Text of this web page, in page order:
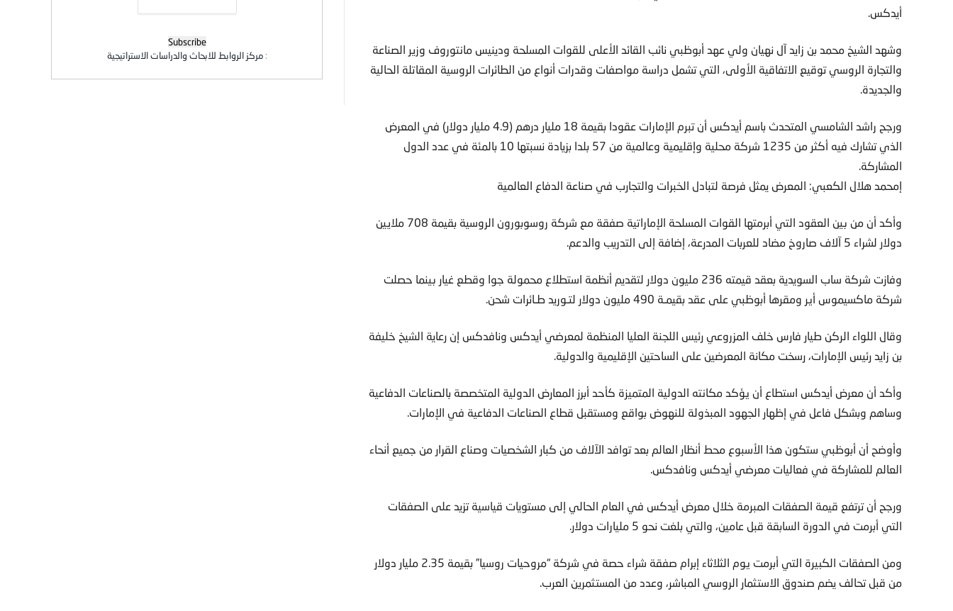
أيدكس.
وشهد الشيخ محمد بن زايد آل نهيان ولي عهد أبوظبي نائب القائد الأعلى للقوات المسلحة ودينيس مانتوروف وزير الصناعة
والتجارة الروسي توقيع الاتفاقية الأولى، التي تشمل دراسة مواصفات وقدرات أنواع من الطائرات الروسية المقاتلة الحالية
والجديدة.
ورجح راشد الشامسي المتحدث باسم أيدكس أن تبرم الإمارات عقودا بقيمة 18 مليار درهم (4.9 مليار دولار) في المعرض
الذي تشارك فيه أكثر من 1235 شركة محلية وإقليمية وعالمية من 57 بلدا بزيادة نسبتها 10 بالمئة في عدد الدول
المشاركة.
إمحمد هلال الكعبي: المعرض يمثل فرصة لتبادل الخبرات والتجارب في صناعة الدفاع العالمية
وأكد أن من بين العقود التي أبرمتها القوات المسلحة الإماراتية صفقة مع شركة روسوبورون الروسية بقيمة 708 ملايين
دولار لشراء 5 آلاف صاروخ مضاد للعربات المدرعة، إضافة إلى التدريب والدعم.
وفازت شركة ساب السويدية بعقد قيمته 236 مليون دولار لتقديم أنظمة استطلاع محمولة جوا وقطع غيار بينما حصلت
شركة ماكسيموس أير ومقرها أبوظبي على عقد بقيمـة 490 مليون دولار لتـوريد طـائرات شحن.
وقال اللواء الركن طيار فارس خلف المزروعي رئيس اللجنة العليا المنظمة لمعرضي أيدكس ونافدكس إن رعاية الشيخ خليفة
بن زايد رئيس الإمارات، رسخت مكانة المعرضين على الساحتين الإقليمية والدولية.
وأكد أن معرض أيدكس استطاع أن يؤكد مكانته الدولية المتميزة كأحد أبرز المعارض الدولية المتخصصة بالصناعات الدفاعية
وساهم وبشكل فاعل في إظهار الجهود المبذولة للنهوض بواقع ومستقبل قطاع الصناعات الدفاعية في الإمارات.
وأوضح أن أبوظبي ستكون هذا الأسبوع محط أنظار العالم بعد توافد الآلاف من كبار الشخصيات وصناع القرار من جميع أنحاء
العالم للمشاركة في فعاليات معرضي أيدكس ونافدكس.
ورجح أن ترتفع قيمة الصفقات المبرمة خلال معرض أيدكس في العام الحالي إلى مستويات قياسية تزيد على الصفقات
التي أبرمت في الدورة السابقة قبل عامين، والتي بلغت نحو 5 مليارات دولار.
ومن الصفقات الكبيرة التي أبرمت يوم الثلاثاء إبرام صفقة شراء حصة في شركة “مروحيات روسيا” بقيمة 2.35 مليار دولار
من قبل تحالف يضم صندوق الاستثمار الروسي المباشر، وعدد من المستثمرين العرب.
:مركز الروابط للابحاث والدراسات الاستراتيجية